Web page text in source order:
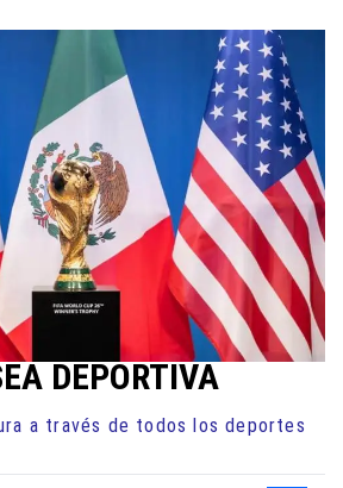
DEPORTIVA
a través de todos los deportes